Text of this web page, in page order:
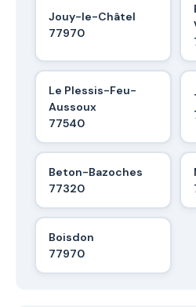
Jouy-le-Châtel
77970
Le Plessis-Feu-
Aussoux
77540
Beton-Bazoches
77320
Boisdon
77970